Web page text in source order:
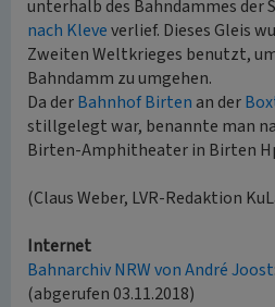
unterhalb des Bahndammes der
nach Kleveverlief. Dieses Gleis
Zweiten Weltkrieges benutzt,
Bahndamm zu umgehen.
Da derBahnhof Birten an der
stillgelegt war, benannte man
Birten-Amphitheater in Birten
(Claus Weber, LVR-Redaktion
Internet
Bahnarchiv NRW von André Joost
(abgerufen 03.11.2018)